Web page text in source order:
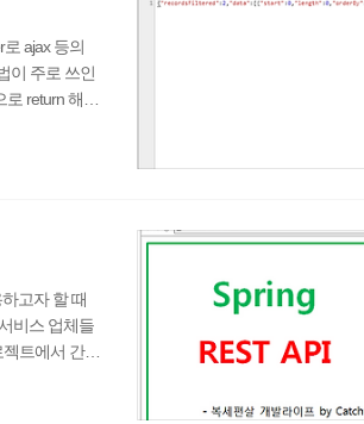
ajax 등의
이 주로 쓰인
로 return 해준
없이 컨트롤
고자 할 때
비스 업체들
트에서 간편
결과를 리